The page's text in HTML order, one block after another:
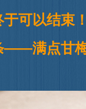
可以结束！
——满点甘